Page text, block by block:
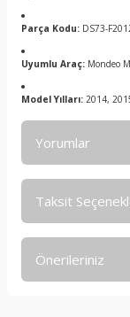
Parça Kodu: DS73-
Uyumlu Araç: Mondeo
Model Yılları: 2014,
Yorumlar
Taksit
Önerileriniz